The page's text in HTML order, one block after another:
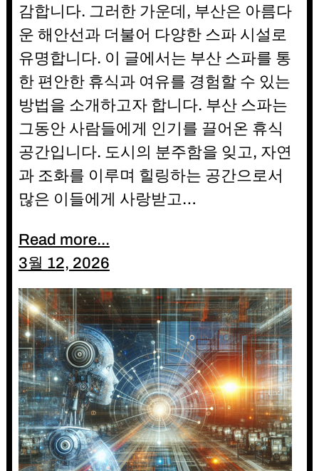
감합니다. 그러한 가운데, 부산은 아름다
운 해안선과 더불어 다양한 스파 시설로
유명합니다. 이 글에서는 부산 스파를 통
한 편안한 휴식과 여유를 경험할 수 있는
방법을 소개하고자 합니다. 부산 스파는
그동안 사람들에게 인기를 끌어온 휴식
공간입니다. 도시의 분주함을 잊고, 자연
과 조화를 이루며 힐링하는 공간으로서
많은 이들에게 사랑받고…
Read more...
3월 12, 2026